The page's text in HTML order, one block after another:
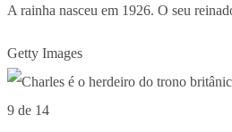
A rainha nasceu em 1926. O seu
Getty Images
9 de 14